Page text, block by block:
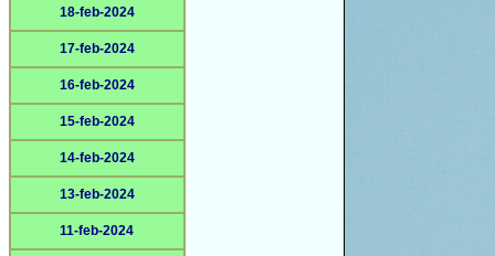
18-feb-2024
17-feb-2024
16-feb-2024
15-feb-2024
14-feb-2024
13-feb-2024
11-feb-2024